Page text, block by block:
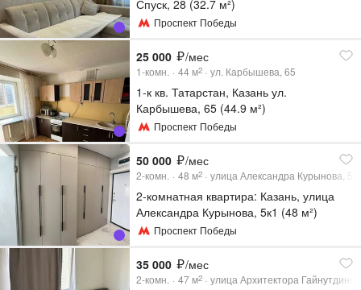
Спуск, 28 (32.7 м²)
Проспект Победы
25 000 /мес
1-комн. 44 м2 ул. Карбышева, 65
1-к кв. Татарстан, Казань ул.
Карбышева, 65 (44.9 м²)
Проспект Победы
50 000 /мес
2-комн. 48 м2 улица Александра Курынова,
2-комнатная квартира: Казань, улица
Александра Курынова, 5к1 (48 м²)
Проспект Победы
35 000 /мес
2-комн. 47 м2 улица Архитектора